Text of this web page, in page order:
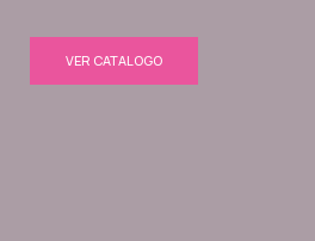
VER CATALOGO